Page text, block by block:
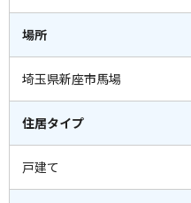
場所
埼玉県新座市馬場
住居タイプ
戸建て